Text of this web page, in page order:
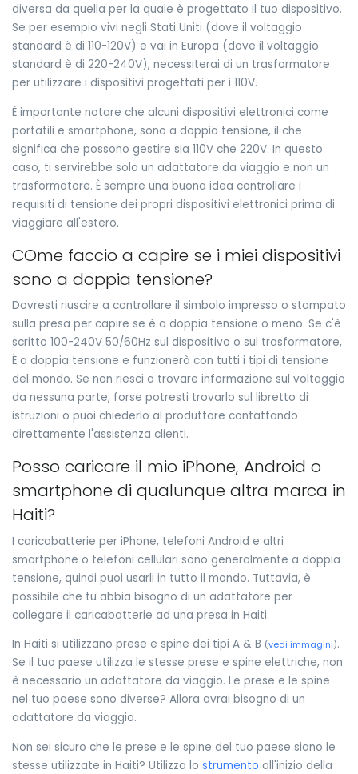
diversa da quella per la quale è progettato il tuo dispositivo.
Se per esempio vivi negli Stati Uniti (dove il voltaggio
standard è di 110-120V) e vai in Europa (dove il voltaggio
standard è di 220-240V), necessiterai di un trasformatore
per utilizzare i dispositivi progettati per i 110V.
È importante notare che alcuni dispositivi elettronici come
portatili e smartphone, sono a doppia tensione, il che
significa che possono gestire sia 110V che 220V. In questo
caso, ti servirebbe solo un adattatore da viaggio e non un
trasformatore. È sempre una buona idea controllare i
requisiti di tensione dei propri dispositivi elettronici prima di
viaggiare all'estero.
COme faccio a capire se i miei dispositivi
sono a doppia tensione?
Dovresti riuscire a controllare il simbolo impresso o stampato
sulla presa per capire se è a doppia tensione o meno. Se c'è
scritto 100-240V 50/60Hz sul dispositivo o sul trasformatore,
È a doppia tensione e funzionerà con tutti i tipi di tensione
del mondo. Se non riesci a trovare informazione sul voltaggio
da nessuna parte, forse potresti trovarlo sul libretto di
istruzioni o puoi chiederlo al produttore contattando
direttamente l'assistenza clienti.
Posso caricare il mio iPhone, Android o
smartphone di qualunque altra marca in
Haiti?
I caricabatterie per iPhone, telefoni Android e altri
smartphone o telefoni cellulari sono generalmente a doppia
tensione, quindi puoi usarli in tutto il mondo. Tuttavia, è
possibile che tu abbia bisogno di un adattatore per
collegare il caricabatterie ad una presa in Haiti.
In Haiti si utilizzano prese e spine dei tipi A & B (vedi immagini).
Se il tuo paese utilizza le stesse prese e spine elettriche, non
è necessario un adattatore da viaggio. Le prese e le spine
nel tuo paese sono diverse? Allora avrai bisogno di un
adattatore da viaggio.
Non sei sicuro che le prese e le spine del tuo paese siano le
stesse utilizzate in Haiti? Utilizza lo strumento all'inizio della